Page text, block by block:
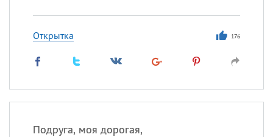
Открытка 176
Подруга, моя дорогая,